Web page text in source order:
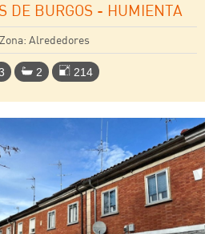
DE BURGOS - HUMIENTA
Zona: Alrededores
2 214